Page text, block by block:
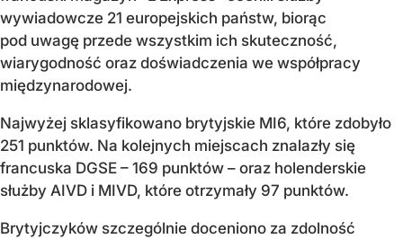
wywiadowcze 21 europejskich państw, biorąc
pod uwagę przede wszystkim ich skuteczność,
wiarygodność oraz doświadczenia we współpracy
międzynarodowej.
Najwyżej sklasyfikowano brytyjskie MI6, które zdobyło
251 punktów. Na kolejnych miejscach znalazły się
francuska DGSE – 169 punktów – oraz holenderskie
służby AIVD i MIVD, które otrzymały 97 punktów.
Brytyjczyków szczególnie doceniono za zdolność